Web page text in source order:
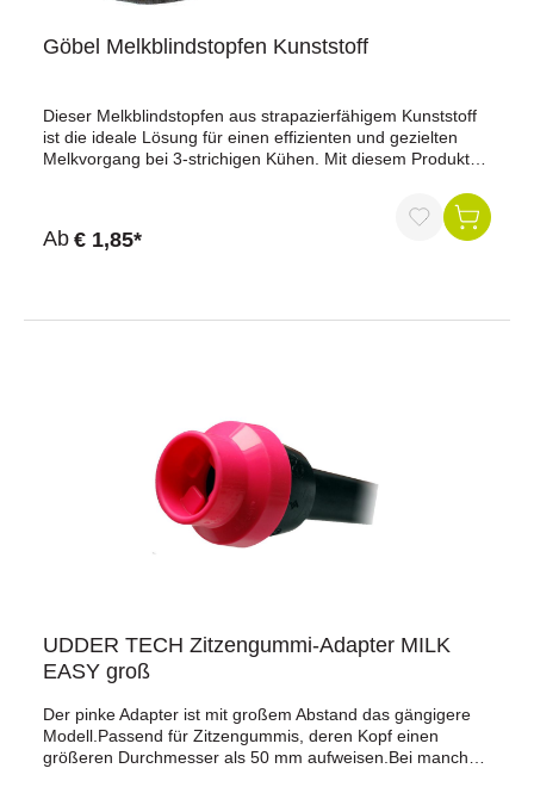
Göbel Melkblindstopfen Kunststoff
Dieser Melkblindstopfen aus strapazierfähigem Kunststoff
ist die ideale Lösung für einen effizienten und gezielten
Melkvorgang bei 3-strichigen Kühen. Mit diesem Produkt
sie den Stopfen setzen, wodurch nur die gewünschten
Zitzen gemolken werden. Dies fördert die Hygiene,
optimiert den Melkprozess und ermöglicht eine einfache
Ab € 1,85*
UDDER TECH Zitzengummi-Adapter MILK
EASY groß
Der pinke Adapter ist mit großem Abstand das gängigere
Modell.Passend für Zitzengummis, deren Kopf einen
größeren Durchmesser als 50 mm aufweisen.Bei manchen